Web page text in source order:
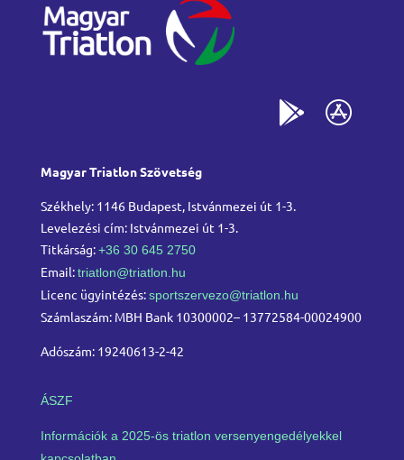
Magyar Triatlon Szövetség
Székhely: 1146 Budapest, Istvánmezei út 1-3.
Levelezési cím: Istvánmezei út 1-3.
Titkárság:+36 30 645 2750
Email:triatlon@triatlon.hu
Licenc ügyintézés:sportszervezo@triatlon.hu
Számlaszám: MBH Bank 10300002– 13772584-00024900
Adószám: 19240613-2-42
ÁSZF
Információk a 2025-ös triatlon versenyengedélyekkel